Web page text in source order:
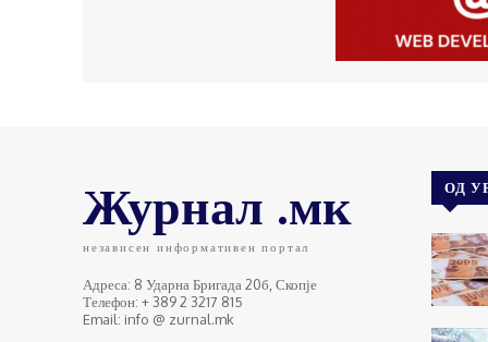
Журнал .мк
независен информативен портал
Адреса: 8 Ударна Бригада 20б, Скопје
Телефон: + 389 2 3217 815
Email: info @ zurnal.mk
ОД